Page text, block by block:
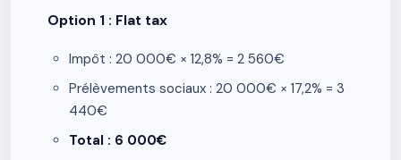
Option 1 : Flat tax
Impôt : 20 000€ × 12,8% = 2 560€
Prélèvements sociaux : 20 000€ × 17,2% = 3
440€
Total : 6 000€